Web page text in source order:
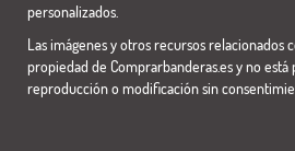
personalizados.
Las imágenes y otros recursos relacionados
propiedad de Comprarbanderas.es y no está
reproducción o modificación sin